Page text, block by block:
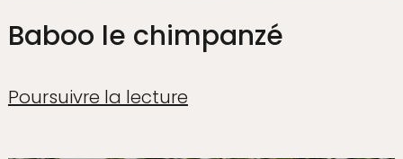
Baboo le chimpanzé
Poursuivre la lecture